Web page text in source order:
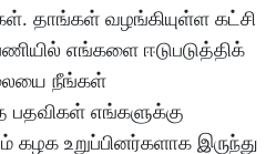
தாங்கள் வழங்கியுள்ள கட்சி
எங்களை ஈடுபடுத்திக்
நீங்கள்
பதவிகள் எங்களுக்கு
உறுப்பினர்களாக இருந்து